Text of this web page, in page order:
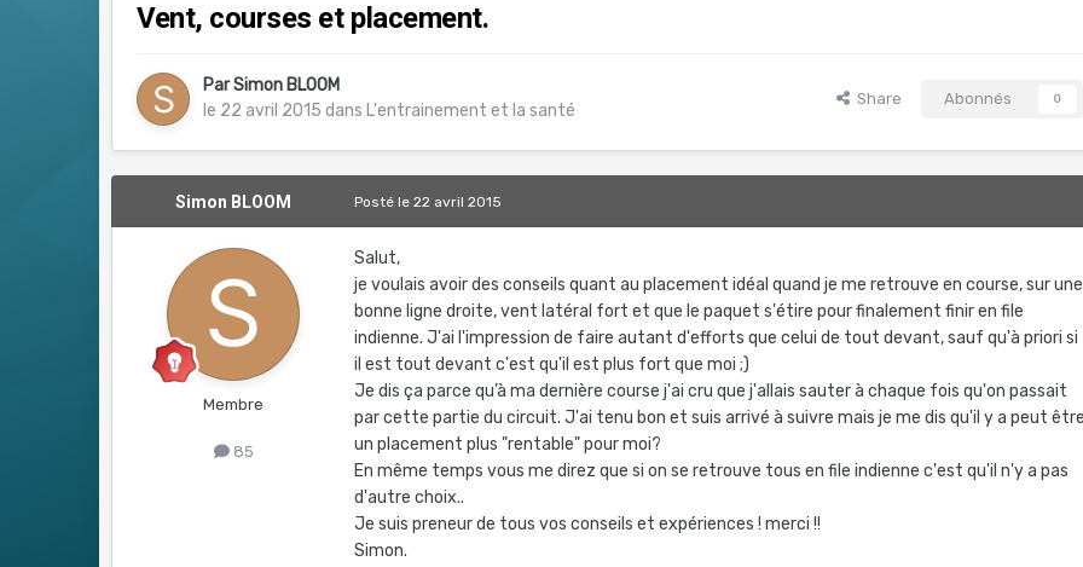
Vent, courses et placement.
ParSimon BLOOM
le 22 avril 2015 dans L'entrainement et la santé
Share Abonnés 0
Simon BLOOM
Membre
85
Postéle 22 avril 2015
Salut,
je voulais avoir des conseils quant au placement idéal quand je me retrouve en course, sur une
bonne ligne droite, vent latéral fort et que le paquet s'étire pour finalement finir en file
indienne. J'ai l'impression de faire autant d'efforts que celui de tout devant, sauf qu'à priori si
il est tout devant c'est qu'il est plus fort que moi ;)
Je dis ça parce qu’à ma dernière course j'ai cru que j'allais sauter à chaque fois qu'on passait
par cette partie du circuit. J'ai tenu bon et suis arrivé à suivre mais je me dis qu'il y a peut
un placement plus "rentable" pour moi?
En même temps vous me direz que si on se retrouve tous en file indienne c'est qu'il n'y a pas
d'autre choix..
Je suis preneur de tous vos conseils et expériences ! merci !!
Simon.